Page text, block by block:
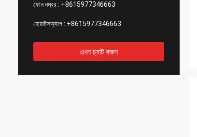
ফোন নম্বর : +8615977346663
হোয়াটসঅ্যাপ : +8615977346663
এখন চ্যাট করুন